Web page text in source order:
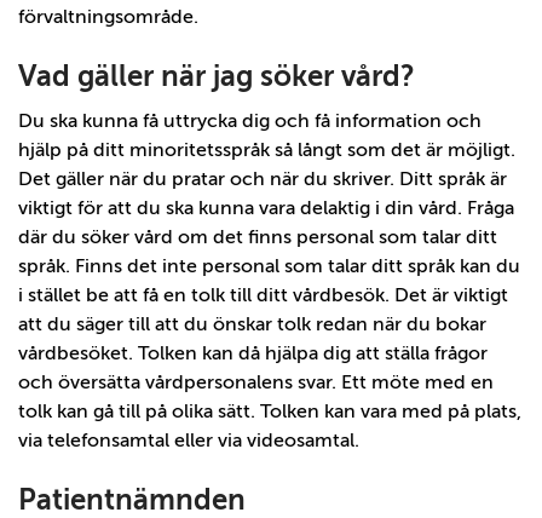
förvaltningsområde.
Vad gäller när jag söker vård?
Du ska kunna få uttrycka dig och få information och
hjälp på ditt minoritetsspråk så långt som det är möjligt.
Det gäller när du pratar och när du skriver. Ditt språk är
viktigt för att du ska kunna vara delaktig i din vård. Fråga
där du söker vård om det finns personal som talar ditt
språk. Finns det inte personal som talar ditt språk kan du
i stället be att få en tolk till ditt vårdbesök. Det är viktigt
att du säger till att du önskar tolk redan när du bokar
vårdbesöket. Tolken kan då hjälpa dig att ställa frågor
och översätta vårdpersonalens svar. Ett möte med en
tolk kan gå till på olika sätt. Tolken kan vara med på plats,
via telefonsamtal eller via videosamtal.
Patientnämnden